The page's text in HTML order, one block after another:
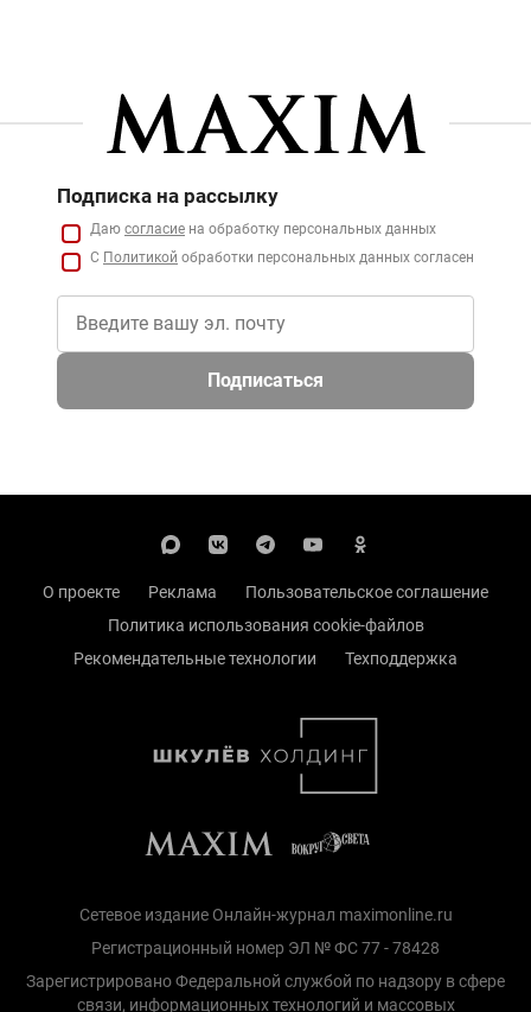
Подписка на рассылку
Даю согласие на обработку персональных данных
С Политикой обработки персональных данных согласен
Подписаться
О проекте Реклама
Пользовательское соглашение
Политика использования cookie-файлов
Рекомендательные технологии
Техподдержка
Сетевое издание Онлайн-журнал maximonline.ru
Регистрационный номер ЭЛ № ФС 77 - 78428
Зарегистрировано Федеральной службой по надзору в сфере
связи, информационных технологий и массовых